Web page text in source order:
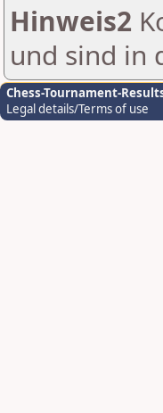
Hinweis2
und sind in
Chess-Tournament-
Legal details/Terms of use